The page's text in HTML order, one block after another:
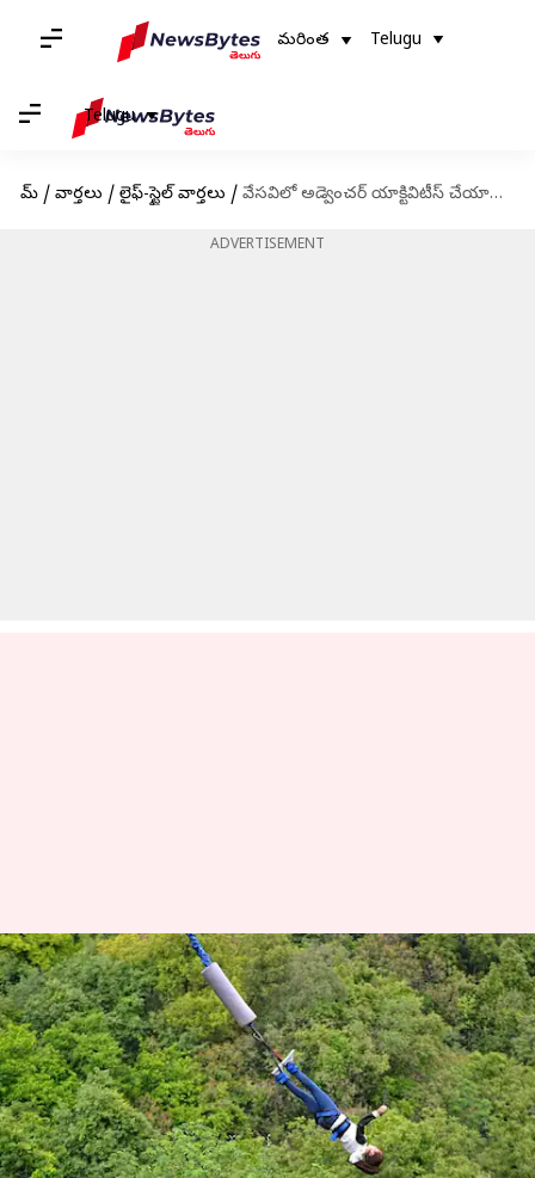
మరింత Telugu
Telugu
హోమ్ / వార్తలు / లైఫ్-స్టైల్ వార్తలు / వేసవిలో అడ్వెంచర్ యాక్టివిటీస్ చేయాలనుకునేవారు తీసుకోవాల్సిన జాగ్రత్తలు
ADVERTISEMENT
వేసవిలో అడ్వెంచర్ యాక్టివిటీస్
చేయాలనుకునేవారు తీసుకోవాల్సిన
జాగ్రత్తలు
వ్రాసిన వారు Sriram Pranateja May 11, 2023 03:38 pm
ఈ వార్తాకథనం ఏంటి